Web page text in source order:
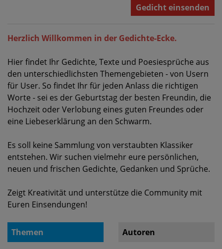
Gedicht einsenden
Herzlich Willkommen in der Gedichte-Ecke.
Hier findet Ihr Gedichte, Texte und Poesiesprüche aus
den unterschiedlichsten Themengebieten - von Usern
für User. So findet Ihr für jeden Anlass die richtigen
Worte - sei es der Geburtstag der besten Freundin, die
Hochzeit oder Verlobung eines guten Freundes oder
eine Liebeserklärung an den Schwarm.
Es soll keine Sammlung von verstaubten Klassiker
entstehen. Wir suchen vielmehr eure persönlichen,
neuen und frischen Gedichte, Gedanken und Sprüche.
Zeigt Kreativität und unterstütze die Community mit
Euren Einsendungen!
Themen Autoren